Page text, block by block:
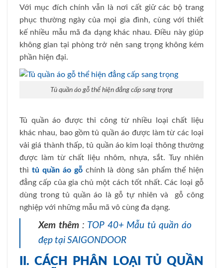
Với mục đích chính vẫn là nơi cất giữ các bộ trang
phục thường ngày của mọi gia đình, cùng với thiết
kế nhiều mẫu mã đa dạng khác nhau. Điều này giúp
không gian tại phòng trở nên sang trọng không kém
phần hiện đại.
Tủ quần áo gỗ thể hiện đẳng cấp sang trọng
Tủ quần áo được thi công từ nhiều loại chất liệu
khác nhau, bao gồm tủ quần áo được làm từ các loại
vải giá thành thấp, tủ quần áo kim loại thông thường
được làm từ chất liệu nhôm, nhựa, sắt. Tuy nhiên
thì tủ quần áo gỗchính là dòng sản phẩm thể hiện
đẳng cấp của gia chủ một cách tốt nhất. Các loại gỗ
dùng trong tủ quần áo là gỗ tự nhiên và gỗ công
nghiệp với những mẫu mã vô cùng đa dạng.
Xem thêm : TOP 40+ Mẫu tủ quần áo
đẹp tại SAIGONDOOR
II. CÁCH PHÂN LOẠI TỦ QUẦN